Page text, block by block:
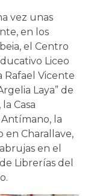
vez unas
en los
el Centro
Liceo
Rafael Vicente
Laya” de
Casa
la
en Charallave,
en el
Librerías del